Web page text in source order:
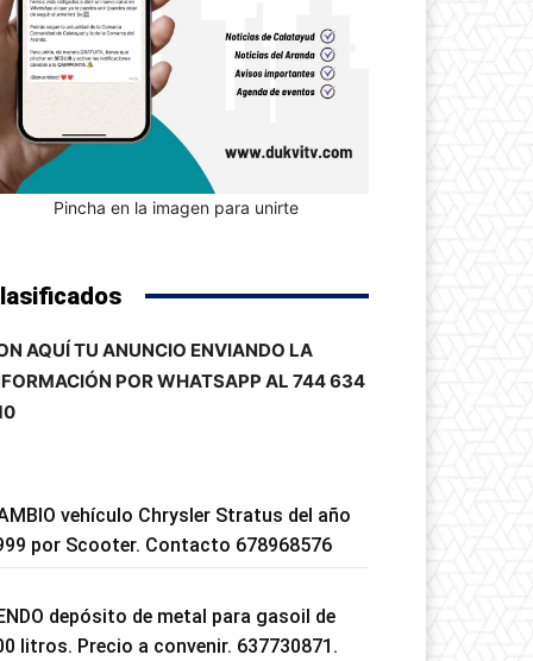
Pincha en la imagen para unirte
AQUÍ TU ANUNCIO ENVIANDO LA
POR WHATSAPP AL 744 634
vehículo Chrysler Stratus del año
por Scooter. Contacto 678968576
depósito de metal para gasoil de
litros. Precio a convenir. 637730871.